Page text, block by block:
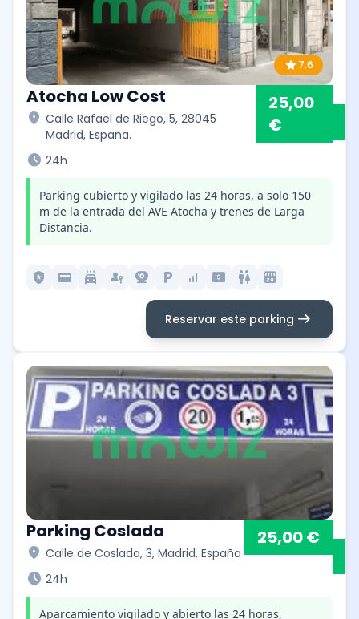
star7.6
Atocha Low Cost
location_on Calle Rafael de Riego, 5, 28045
Madrid, España.
25,00
€
schedule 24h
Parking cubierto y vigilado las 24 horas, a solo 150
m de la entrada del AVE Atocha y trenes de Larga
Distancia.
local_police credit_card local_car_wash passkey camera_video local_parking signal_cellular_alt local_atm wc local_convenience_store
Reservar este parking arrow_right_alt
Parking Coslada
location_on Calle de Coslada, 3, Madrid, España
25,00 €
schedule 24h
Aparcamiento vigilado y abierto las 24 horas,